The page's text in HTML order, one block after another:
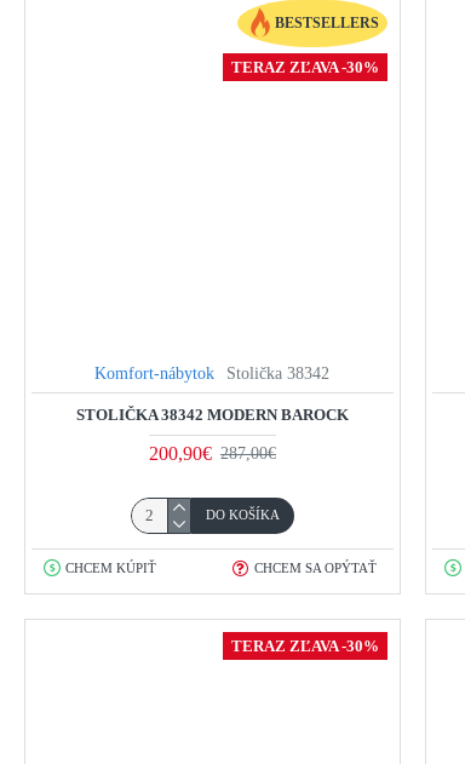
BESTSELLERS
TERAZ ZĽAVA -30%
Komfort-nábytok Stolička 38342
STOLIČKA 38342 MODERN BAROCK
200,90€ 287,00€
DO KOŠÍKA
CHCEM KÚPIŤ CHCEM SA OPÝTAŤ
TERAZ ZĽAVA -30%